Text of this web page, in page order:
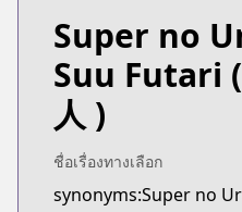
bl
20048232
Official Raw
Official Raw
https://
Kitsu
Super no
Suu Futari
人 )
ชื่อเรื่องทางเลือก